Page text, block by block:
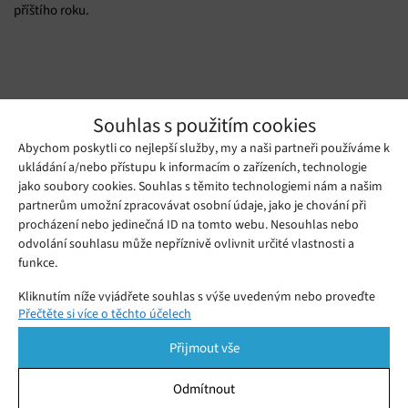
Souhlas s použitím cookies
Abychom poskytli co nejlepší služby, my a naši partneři používáme k
ukládání a/nebo přístupu k informacím o zařízeních, technologie
jako soubory cookies. Souhlas s těmito technologiemi nám a našim
partnerům umožní zpracovávat osobní údaje, jako je chování při
procházení nebo jedinečná ID na tomto webu. Nesouhlas nebo
odvolání souhlasu může nepříznivě ovlivnit určité vlastnosti a
funkce.
Kliknutím níže vyjádřete souhlas s výše uvedeným nebo proveďte
podrobnější rozhodnutí. Vaše volby budou použity pouze na tomto
pomocí přepínačů v Zásadách cookies nebo kliknutím na tlačítko
Spravovat souhlas ve spodní části obrazovky.
Přečtěte si více o těchto účelech
Přijmout vše
Odmítnout
příštího roku.
Zdrojj: czechcrunch.cz, e15.cz, kickstarter.com